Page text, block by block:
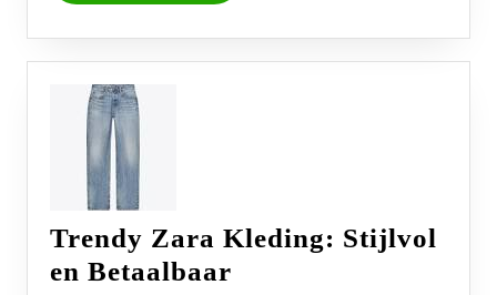
Trendy Zara Kleding: Stijlvol
en Betaalbaar